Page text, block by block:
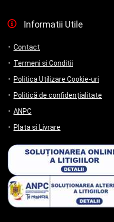
Informatii Utile
Contact
Termeni si Conditii
Politica Utilizare Cookie-uri
Politică de confidențialitate
ANPC
Plata si Livrare